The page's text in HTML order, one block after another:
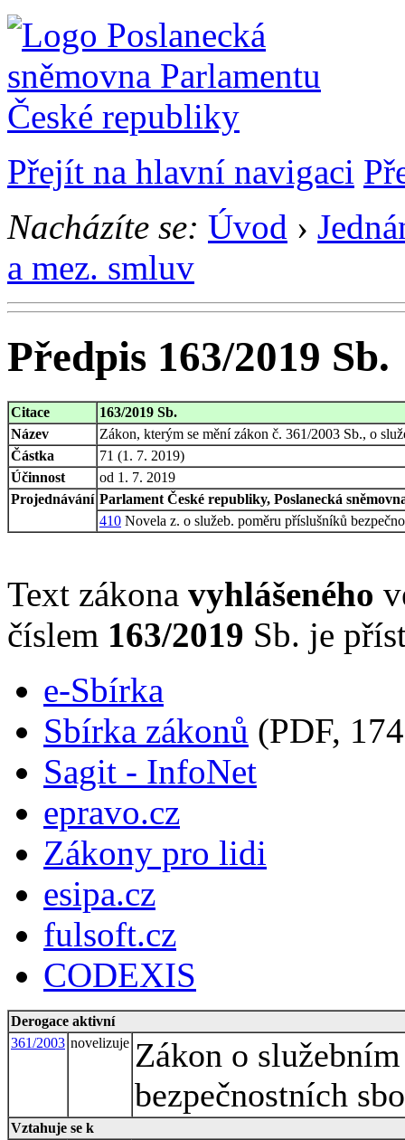
Přejít na hlavní navigaci
Nacházíte se: Úvod ›
a mez. smluv
Předpis 163/2019 Sb.
Citace
163/2019 Sb.
Název
Zákon, kterým se mění zákon č. 361/2003 Sb., o
Částka
71 (1. 7. 2019)
Účinnost
od 1. 7. 2019
Projednávání Parlament České republiky, Poslanecká
410 Novela z. o služeb. poměru příslušníků
Text zákona vyhlášeného
číslem 163/2019 Sb. je
e-Sbírka
Sbírka zákonů (PDF,
Sagit - InfoNet
epravo.cz
Zákony pro lidi
esipa.cz
fulsoft.cz
CODEXIS
Derogace aktivní
361/2003 novelizuje Zákon o
bezpečnostních
Vztahuje se k